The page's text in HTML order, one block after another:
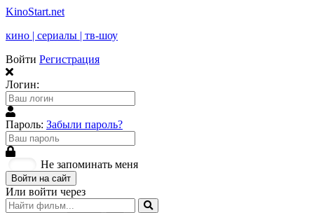
KinoStart.net
кино | сериалы | тв-шоу
Войти Регистрация
Логин:
Пароль: Забыли пароль?
Не запоминать меня
Войти на сайт
Или войти через